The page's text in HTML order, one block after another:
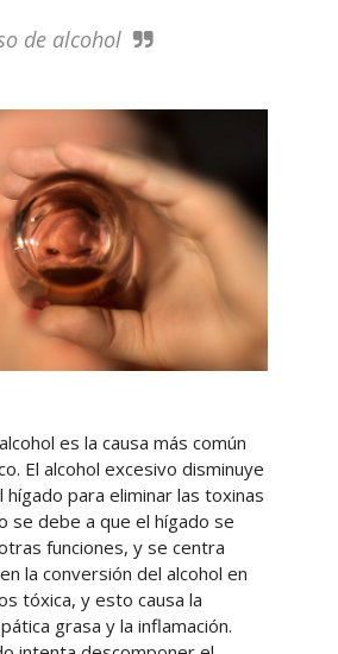
de alcohol
es la causa más común
El alcohol excesivo disminuye
hígado para eliminar las toxinas
se debe a que el hígado se
funciones, y se centra
la conversión del alcohol en
tóxica, y esto causa la
grasa y la inflamación.